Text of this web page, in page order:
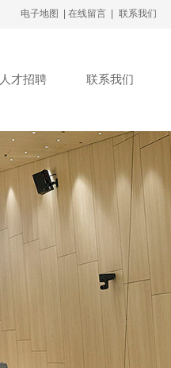
电子地图 | 在线留言 | 联系我们
人才招聘 联系我们